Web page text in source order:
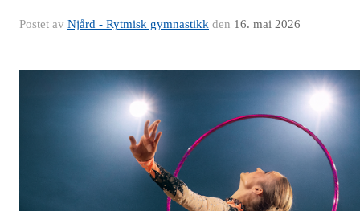
Postet av Njård - Rytmisk gymnastikk den 16. mai 2026